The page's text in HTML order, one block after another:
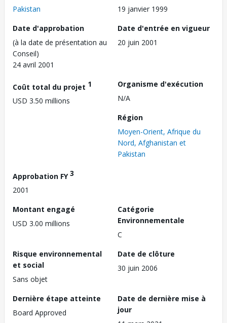
Pakistan
19 janvier 1999
Date d'approbation
(à la date de présentation au
Conseil)
24 avril 2001
Date d'entrée en vigueur
20 juin 2001
Coût total du projet 1
USD 3.50 millions
Organisme d'exécution
N/A
Région
Moyen-Orient, Afrique du
Nord, Afghanistan et
Pakistan
Approbation FY3
2001
Montant engagé
USD 3.00 millions
Catégorie
Environnementale
C
Risque environnemental
et social
Sans objet
Date de clôture
30 juin 2006
Dernière étape atteinte
Board Approved
Date de dernière mise à
jour